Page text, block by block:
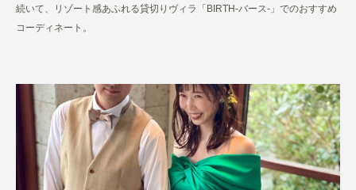
続いて、リゾート感あふれる貸切りヴィラ「BIRTH-バース-」でのおすすめ
コーディネート。